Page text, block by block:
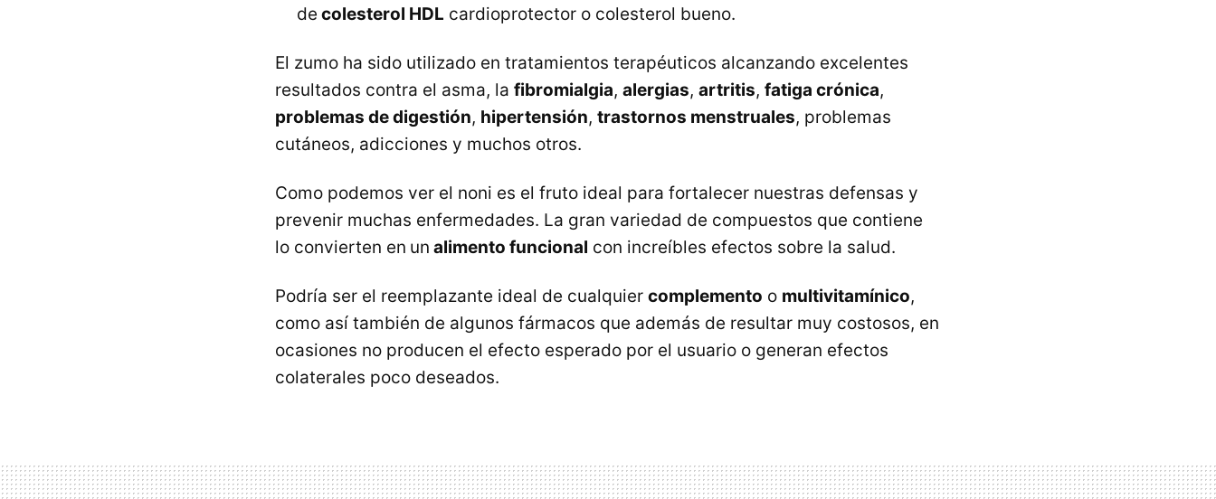
de colesterol HDL cardioprotector o colesterol bueno.
El zumo ha sido utilizado en tratamientos terapéuticos alcanzando excelentes
resultados contra el asma, la fibromialgia, alergias, artritis, fatiga crónica,
problemas de digestión, hipertensión, trastornos menstruales, problemas
cutáneos, adicciones y muchos otros.
Como podemos ver el noni es el fruto ideal para fortalecer nuestras defensas y
prevenir muchas enfermedades. La gran variedad de compuestos que contiene
lo convierten en un alimento funcional con increíbles efectos sobre la salud.
Podría ser el reemplazante ideal de cualquier complemento o multivitamínico,
como así también de algunos fármacos que además de resultar muy costosos, en
ocasiones no producen el efecto esperado por el usuario o generan efectos
colaterales poco deseados.